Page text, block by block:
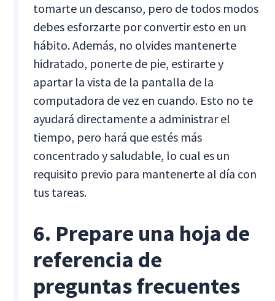
tomarte un descanso, pero de todos modos
debes esforzarte por convertir esto en un
hábito. Además, no olvides mantenerte
hidratado, ponerte de pie, estirarte y
apartar la vista de la pantalla de la
computadora de vez en cuando. Esto no te
ayudará directamente a administrar el
tiempo, pero hará que estés más
concentrado y saludable, lo cual es un
requisito previo para mantenerte al día con
tus tareas.
6. Prepare una hoja de
referencia de
preguntas frecuentes